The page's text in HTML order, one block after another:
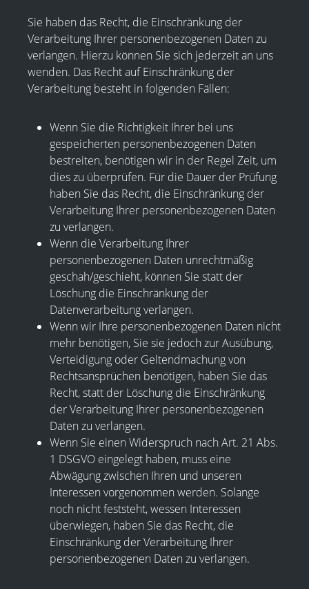
Sie haben das Recht, die Einschränkung der
Verarbeitung Ihrer personenbezogenen Daten zu
verlangen. Hierzu können Sie sich jederzeit an uns
wenden. Das Recht auf Einschränkung der
Verarbeitung besteht in folgenden Fällen:
Wenn Sie die Richtigkeit Ihrer bei uns
gespeicherten personenbezogenen Daten
bestreiten, benötigen wir in der Regel Zeit, um
dies zu überprüfen. Für die Dauer der Prüfung
haben Sie das Recht, die Einschränkung der
Verarbeitung Ihrer personenbezogenen Daten
zu verlangen.
Wenn die Verarbeitung Ihrer
personenbezogenen Daten unrechtmäßig
geschah/geschieht, können Sie statt der
Löschung die Einschränkung der
Datenverarbeitung verlangen.
Wenn wir Ihre personenbezogenen Daten nicht
mehr benötigen, Sie sie jedoch zur Ausübung,
Verteidigung oder Geltendmachung von
Rechtsansprüchen benötigen, haben Sie das
Recht, statt der Löschung die Einschränkung
der Verarbeitung Ihrer personenbezogenen
Daten zu verlangen.
Wenn Sie einen Widerspruch nach Art. 21 Abs.
1 DSGVO eingelegt haben, muss eine
Abwägung zwischen Ihren und unseren
Interessen vorgenommen werden. Solange
noch nicht feststeht, wessen Interessen
überwiegen, haben Sie das Recht, die
Einschränkung der Verarbeitung Ihrer
personenbezogenen Daten zu verlangen.